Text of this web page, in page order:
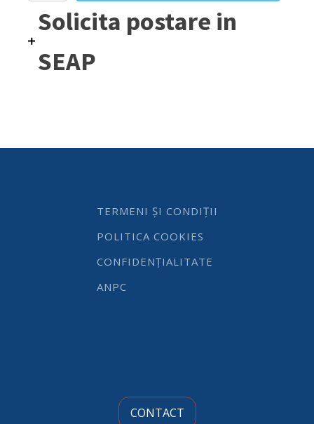
varf
conic
pentru
scris
Solicita postare in
SEAP
TERMENI ȘI CONDIȚII
POLITICA COOKIES
CONFIDENȚIALITATE
ANPC
CONTACT